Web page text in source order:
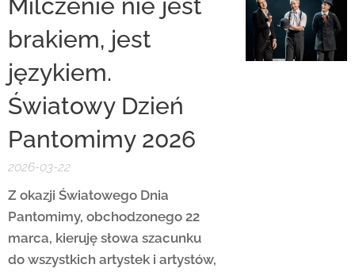
Milczenie nie jest
brakiem, jest
językiem.
Światowy Dzień
Pantomimy 2026
2026-03-22
Z okazji Światowego Dnia
Pantomimy, obchodzonego 22
marca, kieruję słowa szacunku
do wszystkich artystek i artystów,